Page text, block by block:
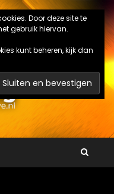
Door deze site te
gebruik hiervan.
kunt beheren, kijk dan